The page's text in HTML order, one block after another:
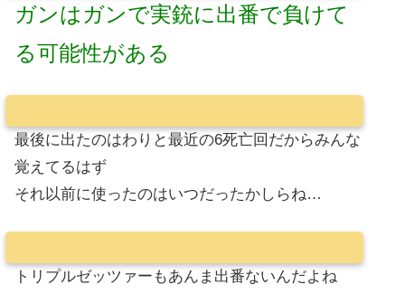
ガンはガンで実銃に出番で負けて
る可能性がある
最後に出たのはわりと最近の6死亡回だからみんな
覚えてるはず
それ以前に使ったのはいつだったかしらね…
トリプルゼッツァーもあんま出番ないんだよね